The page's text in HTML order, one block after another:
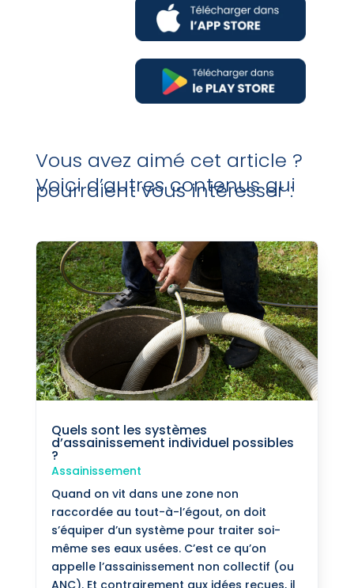
Vous avez aimé cet article ?
Voici d’autres contenus qui
pourraient vous intéresser :
Quels sont les systèmes
d’assainissement individuel possibles
?
Assainissement
Quand on vit dans une zone non
raccordée au tout-à-l’égout, on doit
s’équiper d’un système pour traiter soi-
même ses eaux usées. C’est ce qu’on
appelle l’assainissement non collectif (ou
ANC). Et contrairement aux idées reçues, il